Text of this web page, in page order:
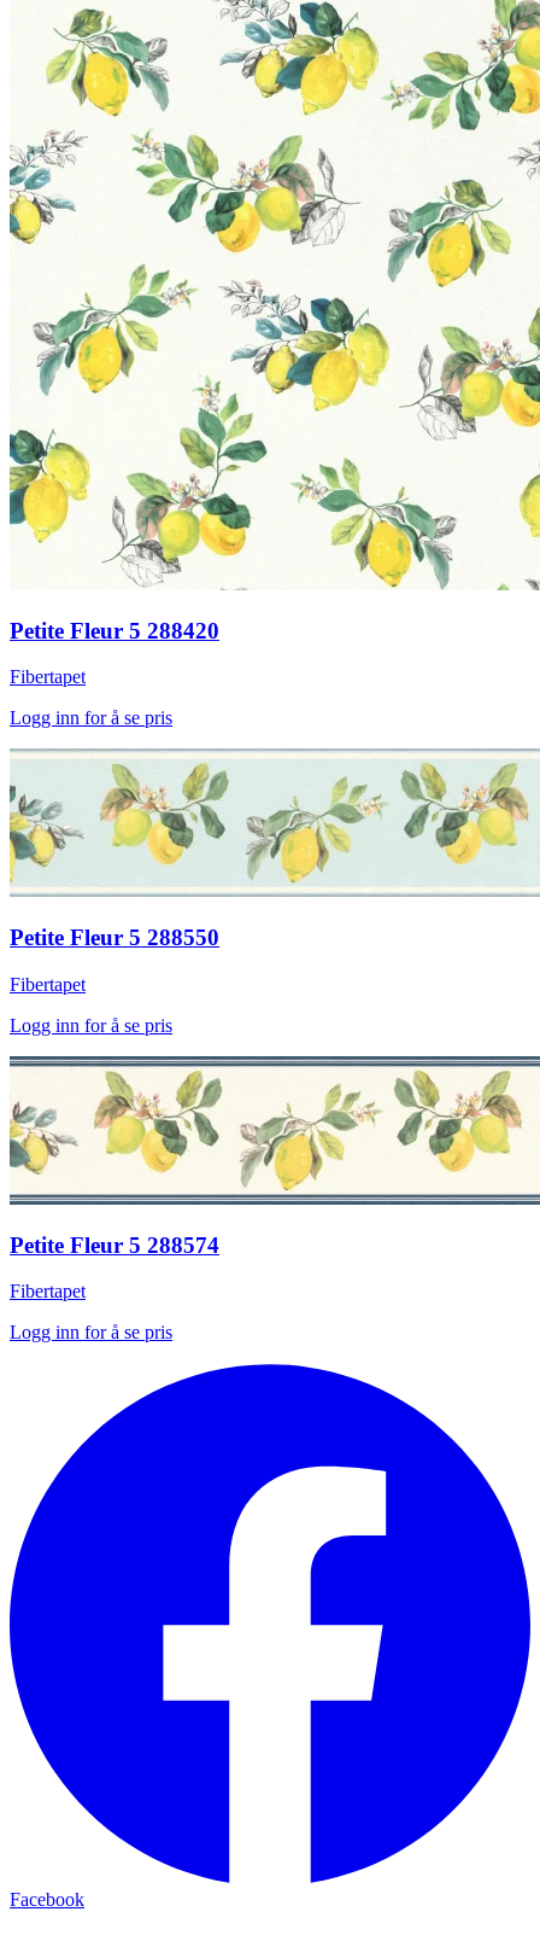
Petite Fleur 5 288420
Fibertapet
Logg inn for å se pris
Petite Fleur 5 288550
Fibertapet
Logg inn for å se pris
Petite Fleur 5 288574
Fibertapet
Logg inn for å se pris
Facebook